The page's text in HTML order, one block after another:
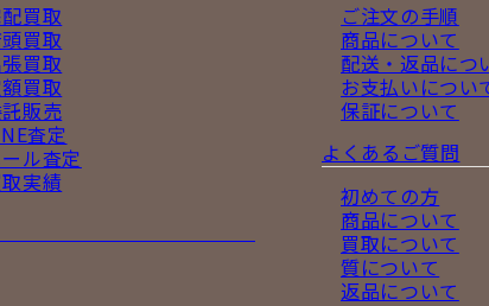
買取
買取
買取
買取
販売
査定
ル査定
実績
ご注文の手順
商品について
配送・返品につ
お支払いについ
保証について
よくあるご質問
初めての方
商品について
買取について
質について
返品について